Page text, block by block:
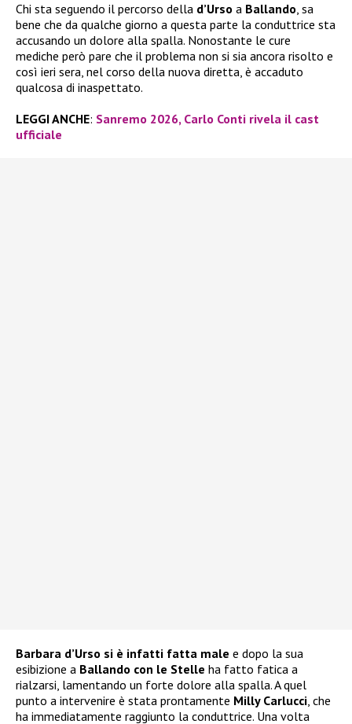
Chi sta seguendo il percorso della d’Urso a Ballando, sa
bene che da qualche giorno a questa parte la conduttrice sta
accusando un dolore alla spalla. Nonostante le cure
mediche però pare che il problema non si sia ancora risolto e
così ieri sera, nel corso della nuova diretta, è accaduto
qualcosa di inaspettato.
LEGGI ANCHE: Sanremo 2026, Carlo Conti rivela il cast
ufficiale
Barbara d’Urso si è infatti fatta male e dopo la sua
esibizione a Ballando con le Stelle ha fatto fatica a
rialzarsi, lamentando un forte dolore alla spalla. A quel
punto a intervenire è stata prontamente Milly Carlucci, che
ha immediatamente raggiunto la conduttrice. Una volta